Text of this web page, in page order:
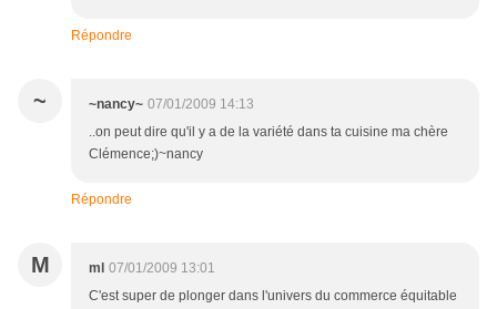
Répondre
~ ~nancy~ 07/01/2009 14:13
..on peut dire qu'il y a de la variété dans ta cuisine ma chère
Clémence;)~nancy
Répondre
M ml 07/01/2009 13:01
C'est super de plonger dans l'univers du commerce équitable